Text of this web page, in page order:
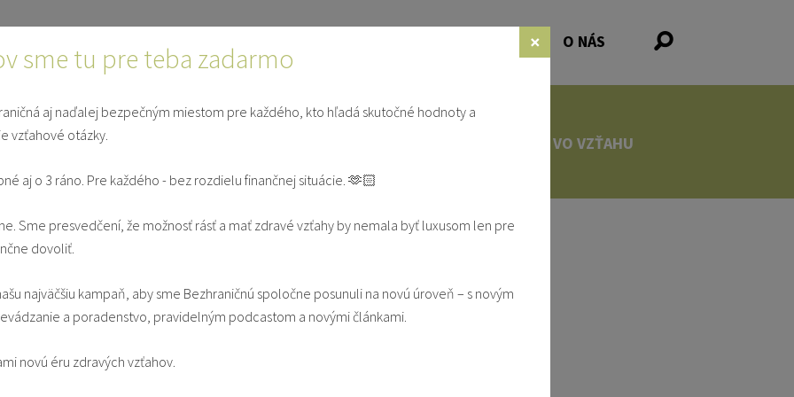
O NÁS
VO VZŤAHU
pre budúce manželky
sme tu pre teba zadarmo ×
aj naďalej bezpečným miestom pre každého, kto hľadá skutočné hodnoty a
vzťahové otázky.
aj o 3 ráno. Pre každého - bez rozdielu finančnej situácie. 🫶🏻
Sme presvedčení, že možnosť rásť a mať zdravé vzťahy by nemala byť luxusom len pre
dovoliť.
najväčšiu kampaň, aby sme Bezhraničnú spoločne posunuli na novú úroveň – s novým
a poradenstvo, pravidelným podcastom a novými článkami.
novú éru zdravých vzťahov.